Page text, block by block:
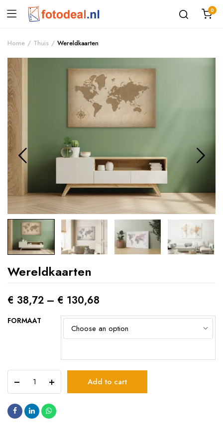
0
Home Thuis Wereldkaarten
Wereldkaarten
€ 38,72– € 130,68
FORMAAT
quantity
Add to cart